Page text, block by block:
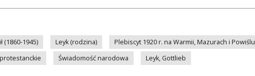
(1860-1945) Leyk (rodzina)
Plebiscyt 1920 r. na Warmii, Mazurach i Powiślu
Świadomość narodowa Leyk, Gottlieb